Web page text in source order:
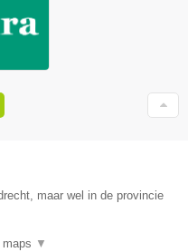
maar wel in de provincie
▼